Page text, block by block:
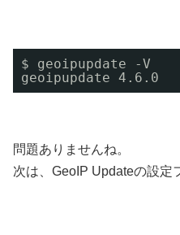
$ geoipupdate -V
geoipupdate 4.6.0
問題ありませんね。
次は、GeoIP Updateの設定